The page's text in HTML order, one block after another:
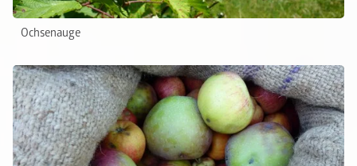
Ochsenauge